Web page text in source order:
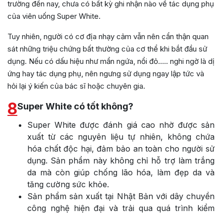
trường đến nay, chưa có bất kỳ ghi nhận nào về tác dụng phụ
của viên uống Super White.
Tuy nhiên, người có cơ địa nhạy cảm vẫn nên cẩn thận quan
sát những triệu chứng bất thường của cơ thể khi bắt đầu sử
dụng. Nếu có dấu hiệu như mẩn ngứa, nổi đỏ….. nghi ngờ là dị
ứng hay tác dụng phụ, nên ngưng sử dụng ngay lập tức và
hỏi lại ý kiến của bác sĩ hoặc chuyên gia.
8Super White có tốt không?
Super White được đánh giá cao nhờ được sản
xuất từ các nguyên liệu tự nhiên, không chứa
hóa chất độc hại, đảm bảo an toàn cho người sử
dụng. Sản phẩm này không chỉ hỗ trợ làm trắng
da mà còn giúp chống lão hóa, làm đẹp da và
tăng cường sức khỏe.
Sản phẩm sản xuất tại Nhật Bản với dây chuyền
công nghệ hiện đại và trải qua quá trình kiểm